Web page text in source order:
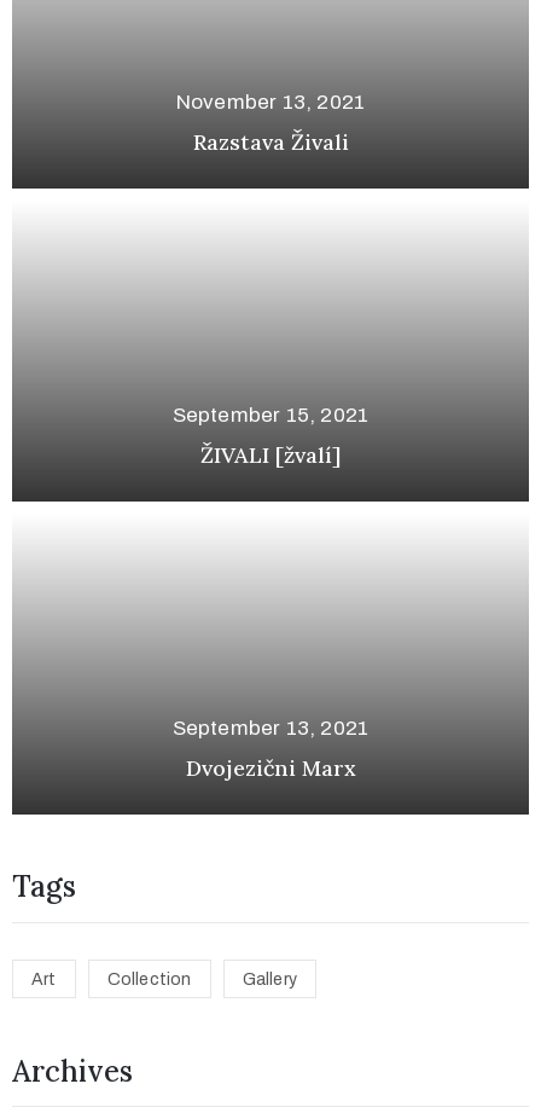
November 13, 2021
Razstava Živali
September 15, 2021
ŽIVALI [žvalí]
September 13, 2021
Dvojezični Marx
Tags
Art Collection Gallery
Archives